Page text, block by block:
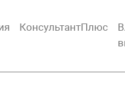
КонсультантПлюс